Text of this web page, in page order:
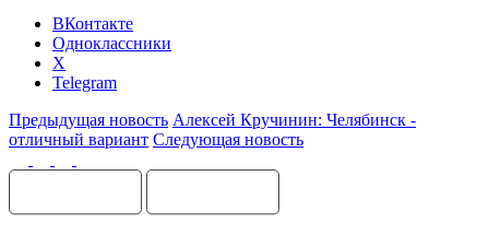
ВКонтакте
Одноклассники
X
Telegram
Предыдущая новость Алексей Кручинин: Челябинск -
отличный вариант Следующая новость